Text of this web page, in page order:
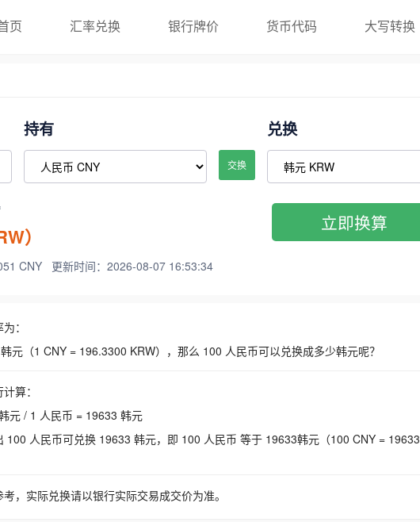
页 汇率兑换 银行牌价 货币代码 大写转换
持有
交换
兑换
）
CNY 更新时间：2026-08-07 16:53:34
立即换算
：
元（1 CNY = 196.3300 KRW），那么 100 人民币可以兑换成多少韩元呢？
算：
元 / 1 人民币 = 19633 韩元
100 人民币可兑换 19633 韩元，即 100 人民币 等于 19633韩元（100 CNY = 19633
，实际兑换请以银行实际交易成交价为准。